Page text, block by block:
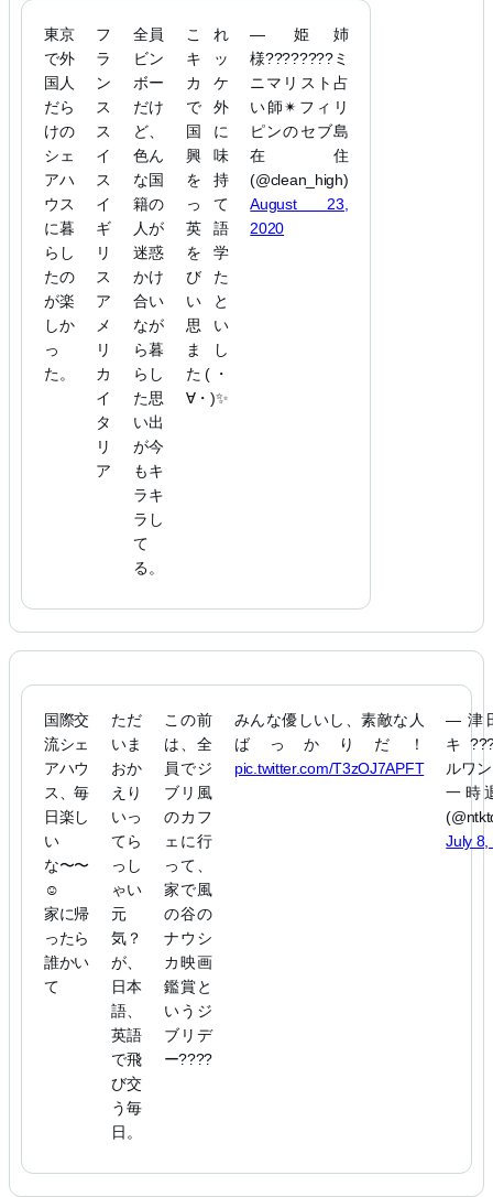
東京
で外
国人
だら
けの
シェ
アハ
ウス
に暮
らし
たの
が楽
しか
っ
た。
フ
ラ
ン
ス
ス
イ
ス
イ
ギ
リ
ス
ア
メ
リ
カ
イ
タ
リ
ア
全員
ビン
ボー
だけ
ど、
色ん
な国
籍の
人が
迷惑
かけ
合い
なが
ら暮
らし
た思
い出
が今
もキ
ラキ
ラし
て
る。
これ
キッ
カケ
で外
国に
興味
を持
って
英語
を学
びた
いと
思い
まし
た(・
∀・)✨
— 姫姉
様????????ミ
ニマリスト占
い師✴︎フィリ
ピンのセブ島
在住
(@clean_high)
August 23,
2020
国際交
流シェ
アハウ
ス、毎
日楽し
い
な〜〜
☺️
家に帰
ったら
誰かい
て
ただ
いま
おか
えり
いっ
てら
っし
ゃい
元
気？
が、
日本
語、
英語
で飛
び交
う毎
日。
この前
は、全
員でジ
ブリ風
のカフ
ェに行
って、
家で風
の谷の
ナウシ
カ映画
鑑賞と
いうジ
ブリデ
ー????
みんな優しいし、素敵な人
ばっかりだ！
pic.twitter.com/T3zOJ7APFT
— 津
キ
ルワ
一時
July 8,